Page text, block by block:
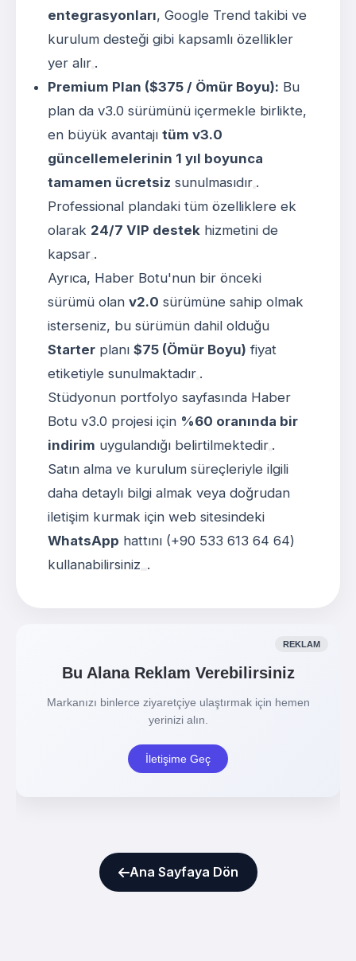
entegrasyonları, Google Trend takibi ve
kurulum desteği gibi kapsamlı özellikler
yer alır .
Premium Plan ($375 / Ömür Boyu): Bu
plan da v3.0 sürümünü içermekle birlikte,
en büyük avantajı tüm v3.0
güncellemelerinin 1 yıl boyunca
tamamen ücretsiz sunulmasıdır .
Professional plandaki tüm özelliklere ek
olarak 24/7 VIP destek hizmetini de
kapsar .
Ayrıca, Haber Botu'nun bir önceki
sürümü olan v2.0 sürümüne sahip olmak
isterseniz, bu sürümün dahil olduğu
Starter planı $75 (Ömür Boyu) fiyat
etiketiyle sunulmaktadır .
Stüdyonun portfolyo sayfasında Haber
Botu v3.0 projesi için %60 oranında bir
indirim uygulandığı belirtilmektedir .
Satın alma ve kurulum süreçleriyle ilgili
daha detaylı bilgi almak veya doğrudan
iletişim kurmak için web sitesindeki
WhatsApp hattını (+90 533 613 64 64)
kullanabilirsiniz .
Ana Sayfaya Dön